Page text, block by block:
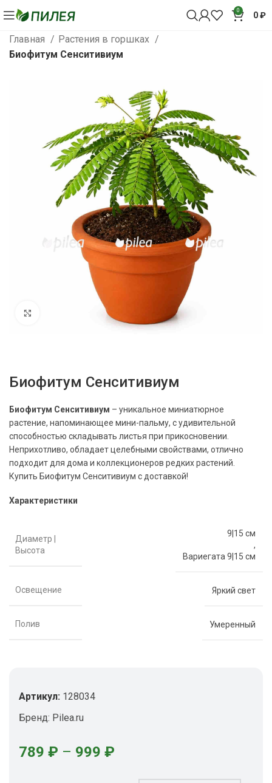
0 0₽
Главная
Растения в горшках
Биофитум Сенситивиум
Нажмите, чтобы увеличить
Биофитум Сенситивиум
Биофитум Сенситивиум – уникальное миниатюрное
растение, напоминающее мини-пальму, с удивительной
способностью складывать листья при прикосновении.
Неприхотливо, обладает целебными свойствами, отлично
подходит для дома и коллекционеров редких растений.
Купить Биофитум Сенситивиум с доставкой!
Характеристики
Диаметр |
Высота
9|15 см
,
Вариегата 9|15 см
Освещение Яркий свет
Полив Умеренный
Артикул: 128034
Бренд: Pilea.ru
789 ₽ – 999 ₽